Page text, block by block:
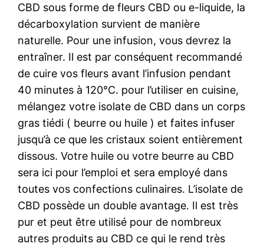
CBD sous forme de fleurs CBD ou e-liquide, la
décarboxylation survient de manière
naturelle. Pour une infusion, vous devrez la
entraîner. Il est par conséquent recommandé
de cuire vos fleurs avant l’infusion pendant
40 minutes à 120°C. pour l’utiliser en cuisine,
mélangez votre isolate de CBD dans un corps
gras tiédi ( beurre ou huile ) et faites infuser
jusqu’à ce que les cristaux soient entièrement
dissous. Votre huile ou votre beurre au CBD
sera ici pour l’emploi et sera employé dans
toutes vos confections culinaires. L’isolate de
CBD possède un double avantage. Il est très
pur et peut être utilisé pour de nombreux
autres produits au CBD ce qui le rend très